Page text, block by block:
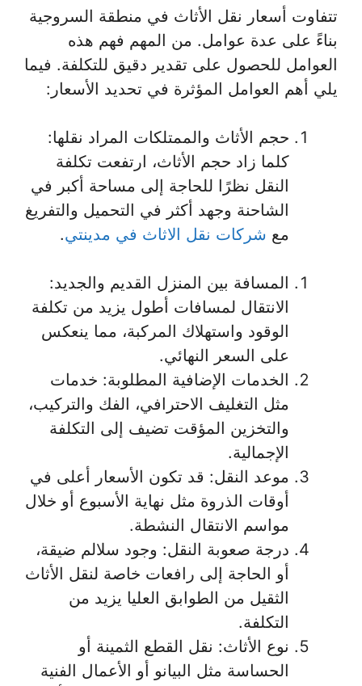
تتفاوت أسعار نقل الأثاث في منطقة السروجية
بناءً على عدة عوامل. من المهم فهم هذه
العوامل للحصول على تقدير دقيق للتكلفة. فيما
يلي أهم العوامل المؤثرة في تحديد الأسعار:
حجم الأثاث والممتلكات المراد نقلها:
كلما زاد حجم الأثاث، ارتفعت تكلفة
النقل نظرًا للحاجة إلى مساحة أكبر في
الشاحنة وجهد أكثر في التحميل والتفريغ
مع شركات نقل الاثاث في مدينتي.
المسافة بين المنزل القديم والجديد:
الانتقال لمسافات أطول يزيد من تكلفة
الوقود واستهلاك المركبة، مما ينعكس
على السعر النهائي.
الخدمات الإضافية المطلوبة: خدمات
مثل التغليف الاحترافي، الفك والتركيب،
والتخزين المؤقت تضيف إلى التكلفة
الإجمالية.
موعد النقل: قد تكون الأسعار أعلى في
أوقات الذروة مثل نهاية الأسبوع أو خلال
مواسم الانتقال النشطة.
درجة صعوبة النقل: وجود سلالم ضيقة،
أو الحاجة إلى رافعات خاصة لنقل الأثاث
الثقيل من الطوابق العليا يزيد من
التكلفة.
نوع الأثاث: نقل القطع الثمينة أو
الحساسة مثل البيانو أو الأعمال الفنية